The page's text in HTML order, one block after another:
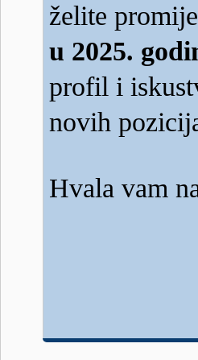
želite
u 2025.
profil i
novih
Hvala vam